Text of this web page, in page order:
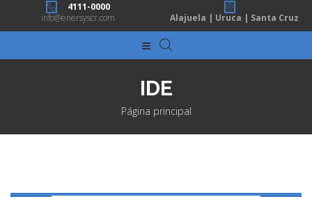
4111-0000
info@enersyscr.com
Alajuela | Uruca | Santa Cruz
IDE
Página principal